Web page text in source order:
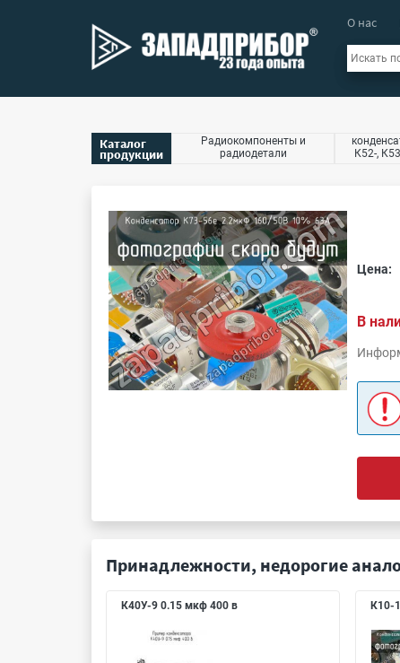
О нас
Каталог
продукции
Радиокомпоненты и
радиодетали
К52-,
Цена:
В
Принадлежности, недорогие
К40У-9 0.15 мкф 400 в К10-